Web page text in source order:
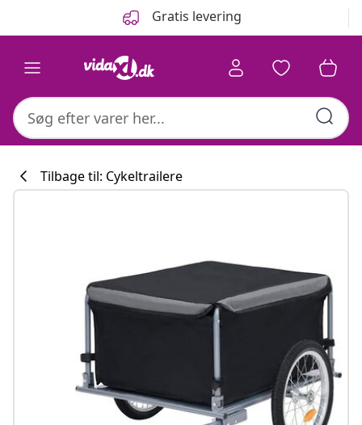
Gratis levering
#sharemevidaxl
Tilbage til: Cykeltrailere